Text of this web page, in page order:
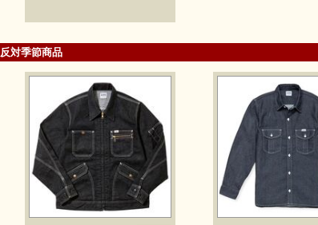
反対季節商品